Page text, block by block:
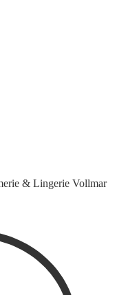
& Lingerie Vollmar